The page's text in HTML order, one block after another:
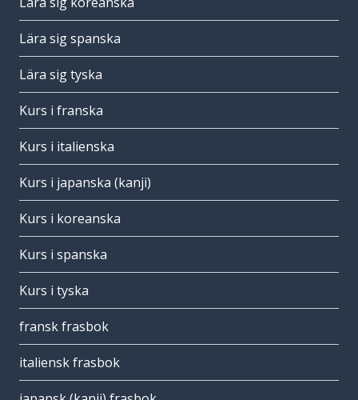
Lära sig spanska
Lära sig tyska
Kurs i franska
Kurs i italienska
Kurs i japanska (kanji)
Kurs i koreanska
Kurs i spanska
Kurs i tyska
fransk frasbok
italiensk frasbok